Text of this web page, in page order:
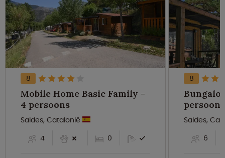
8
Mobile Home Basic Family -
4 persoons
Saldes, Catalonië
4
0
8
persoons
Saldes,
6